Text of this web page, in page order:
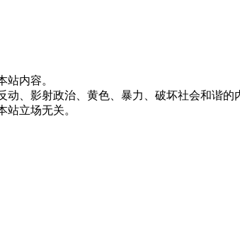
站内容。
、影射政治、黄色、暴力、破坏社会和谐
立场无关。